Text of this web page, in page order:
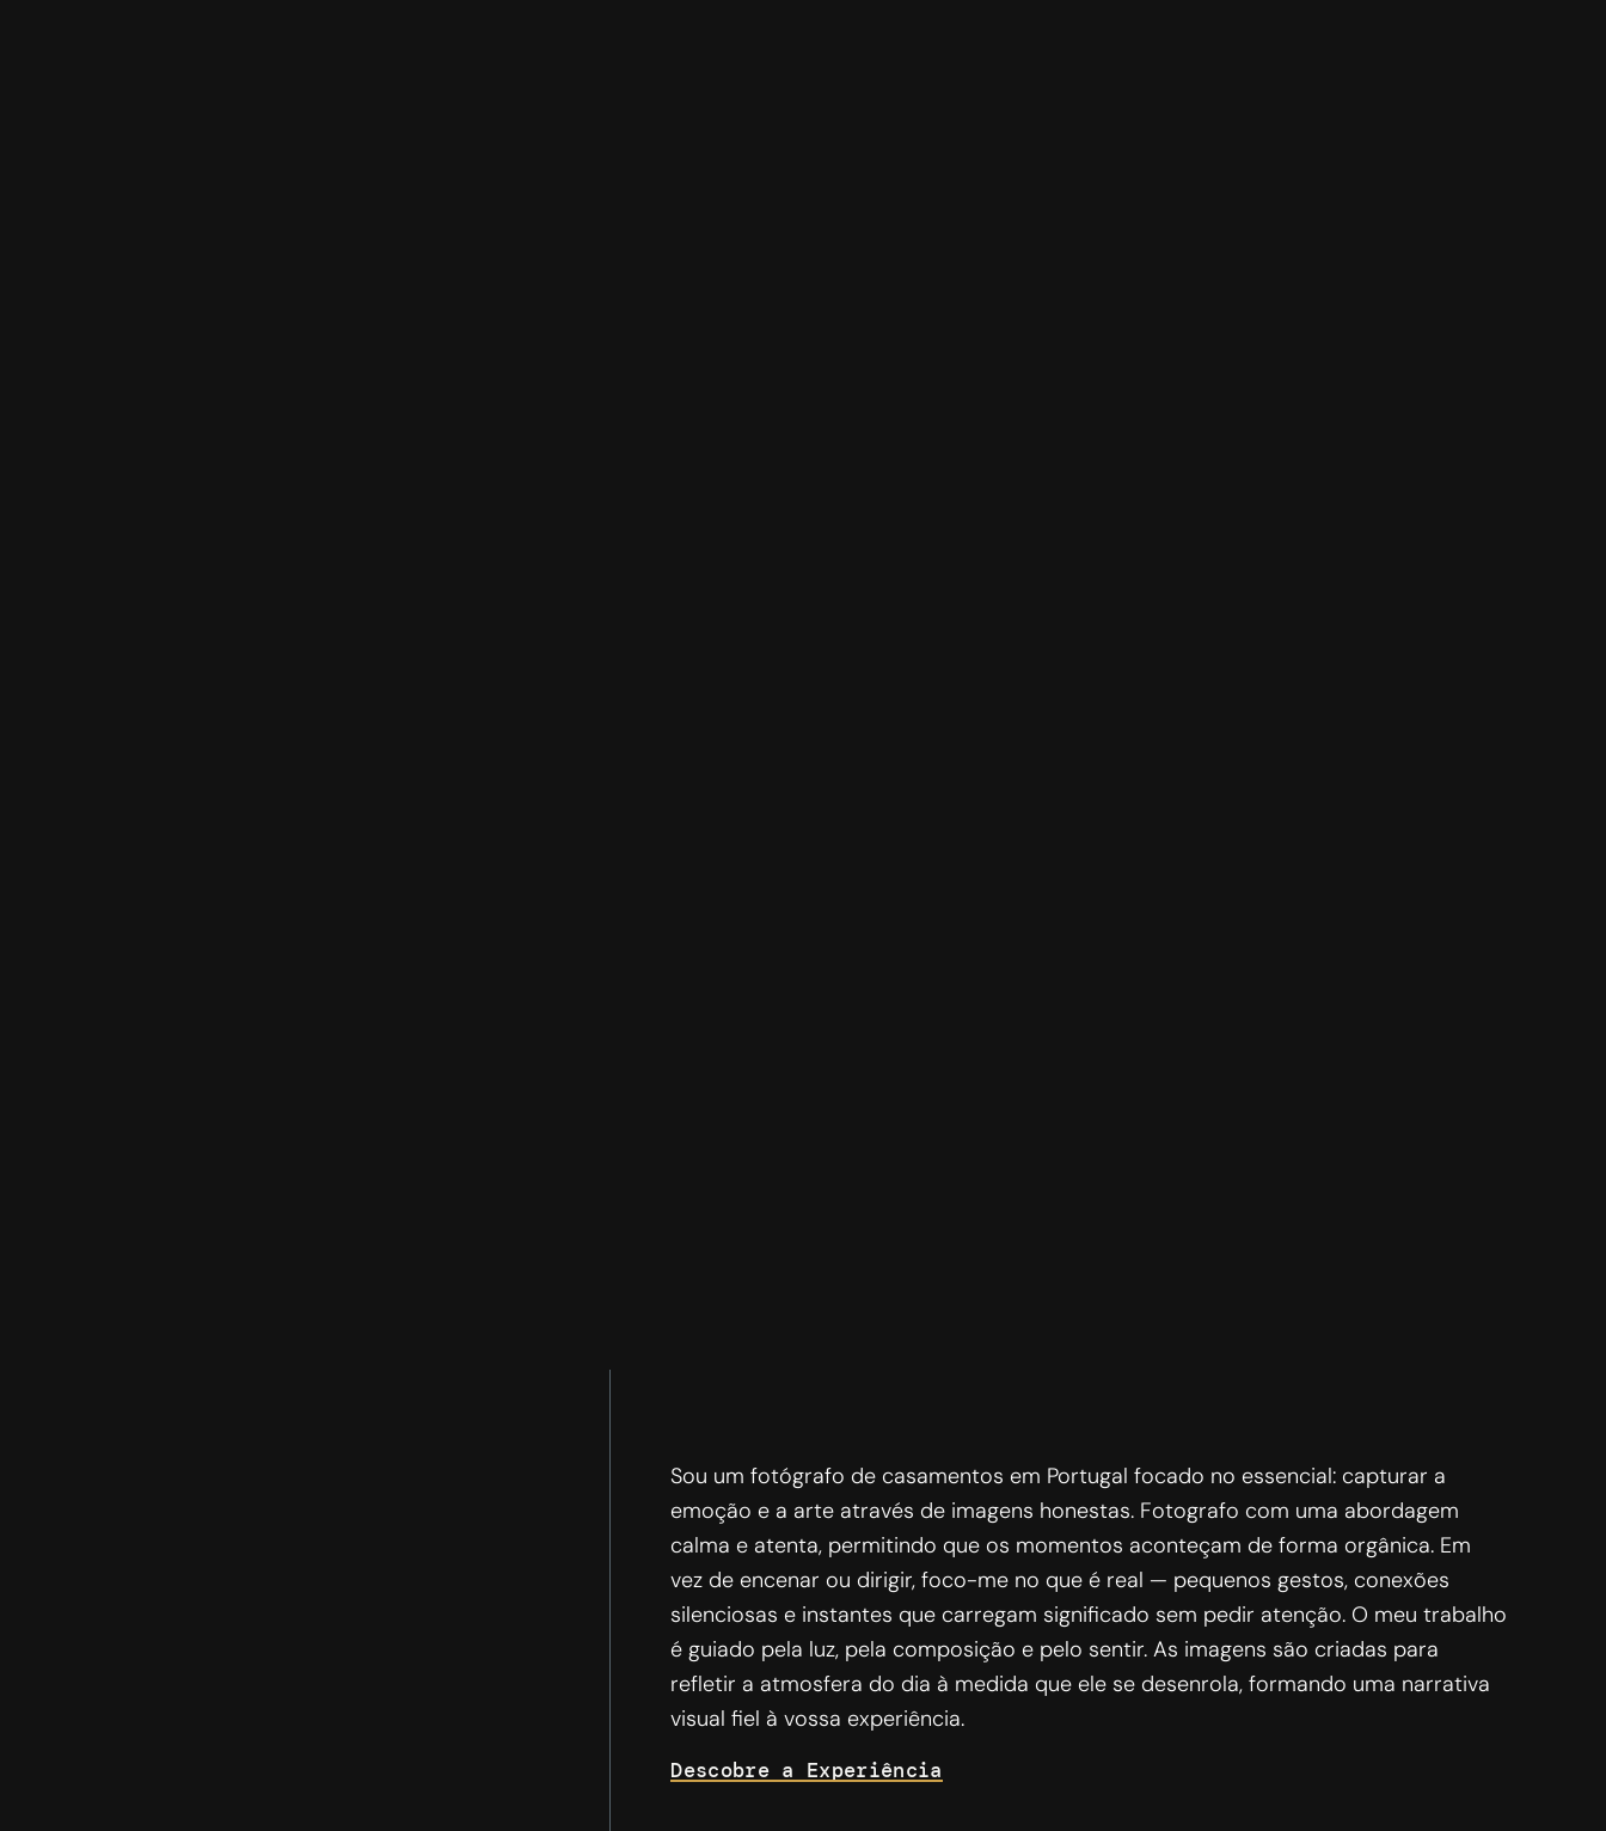
Sou um fotógrafo de casamentos em Portugal focado no essencial: capturar a
emoção e a arte através de imagens honestas. Fotografo com uma abordagem
calma e atenta, permitindo que os momentos aconteçam de forma orgânica. Em
vez de encenar ou dirigir, foco-me no que é real — pequenos gestos, conexões
silenciosas e instantes que carregam significado sem pedir atenção. O meu trabalho
é guiado pela luz, pela composição e pelo sentir. As imagens são criadas para
refletir a atmosfera do dia à medida que ele se desenrola, formando uma narrativa
visual fiel à vossa experiência.
Descobre a Experiência